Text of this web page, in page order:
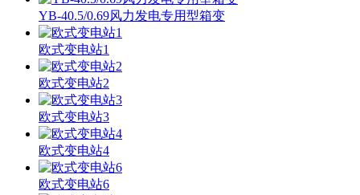
YB-40.5/0.69风力发电专用型箱变
欧式变电站1
欧式变电站2
欧式变电站3
欧式变电站4
欧式变电站6